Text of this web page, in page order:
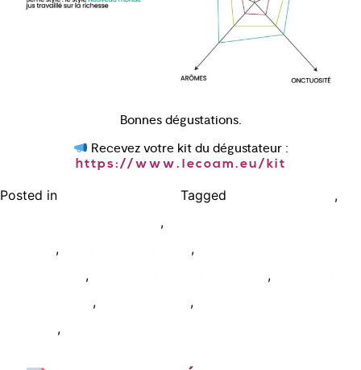
Bonnes dégustations.
Recevez votre kit du dégustateur :
https://www.lecoam.eu/kit
Posted in Tagged ,
,
, ,
, ,
, ,
,